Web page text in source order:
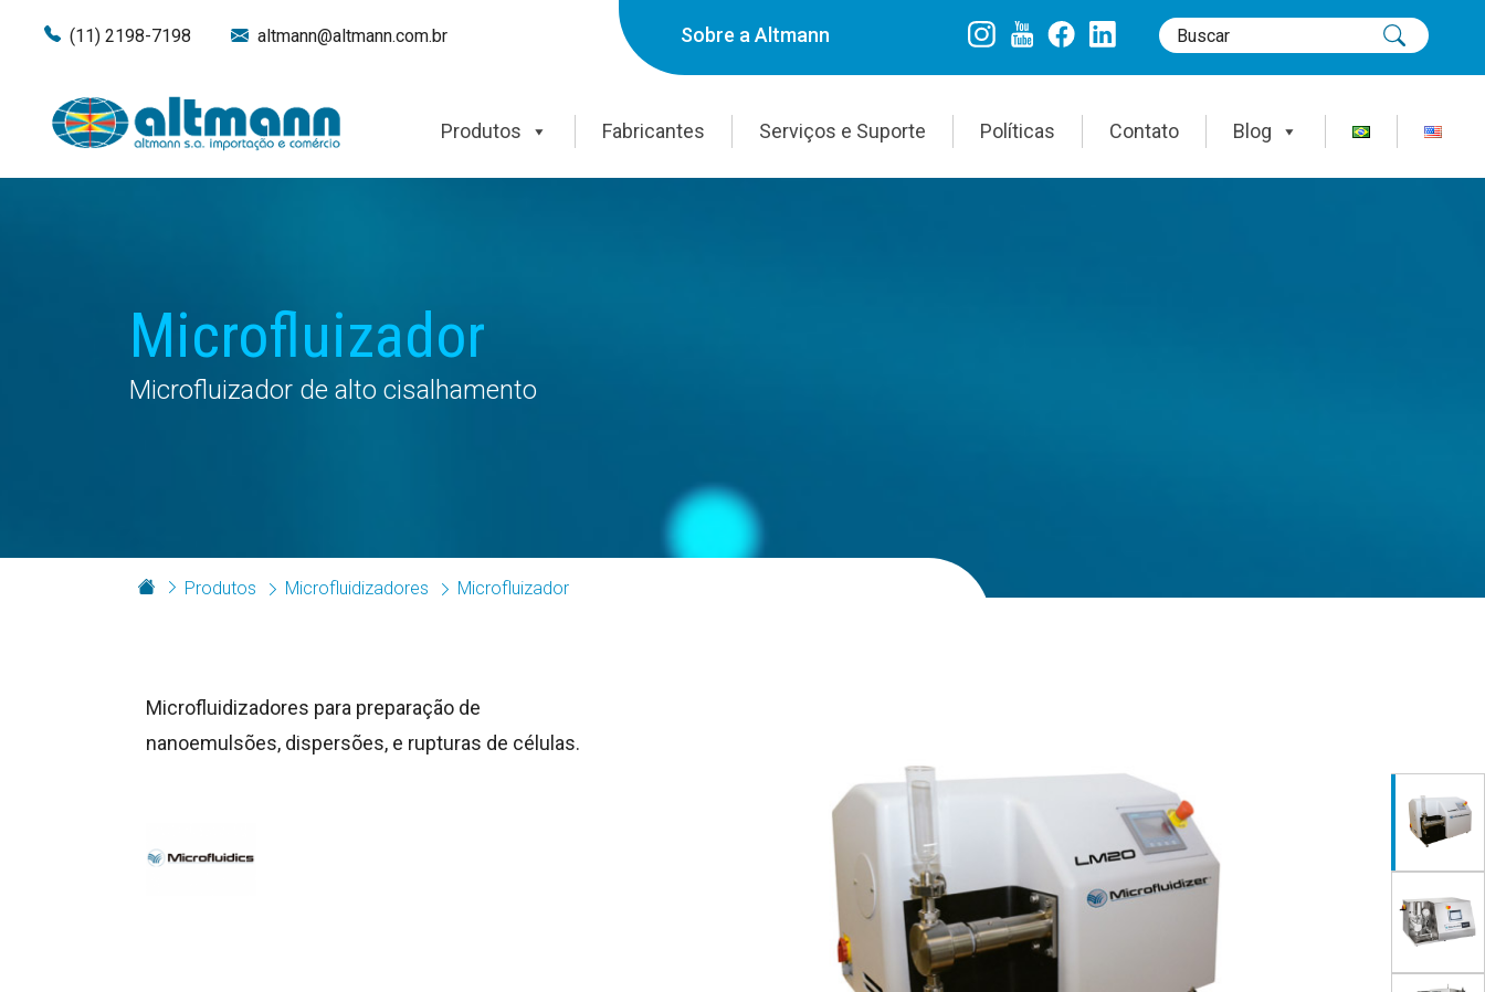
(11) 2198-7198 altmann@altmann.com.br Sobre a Altmann
Produtos Fabricantes Serviços e Suporte Políticas Contato Blog
Microfluizador
Microfluizador de alto cisalhamento
Produtos Microfluidizadores Microfluizador
Microfluidizadores para preparação de
nanoemulsões, dispersões, e rupturas de células.